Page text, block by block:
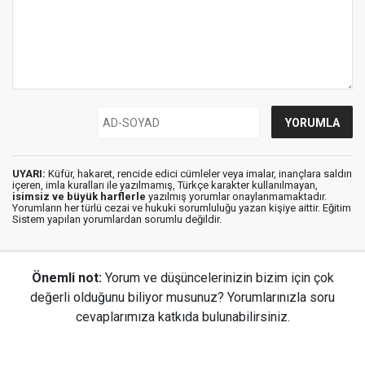
UYARI: Küfür, hakaret, rencide edici cümleler veya imalar, inançlara saldırı
içeren, imla kuralları ile yazılmamış, Türkçe karakter kullanılmayan,
isimsiz ve büyük harflerle yazılmış yorumlar onaylanmamaktadır.
Yorumların her türlü cezai ve hukuki sorumluluğu yazan kişiye aittir. Eğitim
Sistem yapılan yorumlardan sorumlu değildir.
Önemli not: Yorum ve düşüncelerinizin bizim için çok
değerli olduğunu biliyor musunuz? Yorumlarınızla soru
cevaplarımıza katkıda bulunabilirsiniz.